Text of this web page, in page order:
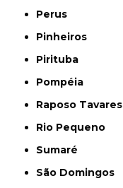
Perus
Pinheiros
Pirituba
Pompéia
Raposo Tavares
Rio Pequeno
Sumaré
São Domingos